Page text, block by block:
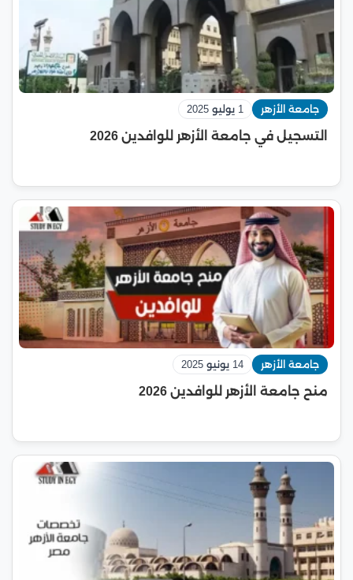
جامعة الأزهر 1 يوليو 2025
التسجيل في جامعة الأزهر للوافدين 2026
جامعة الأزهر 14 يونيو 2025
منح جامعة الأزهر للوافدين 2026